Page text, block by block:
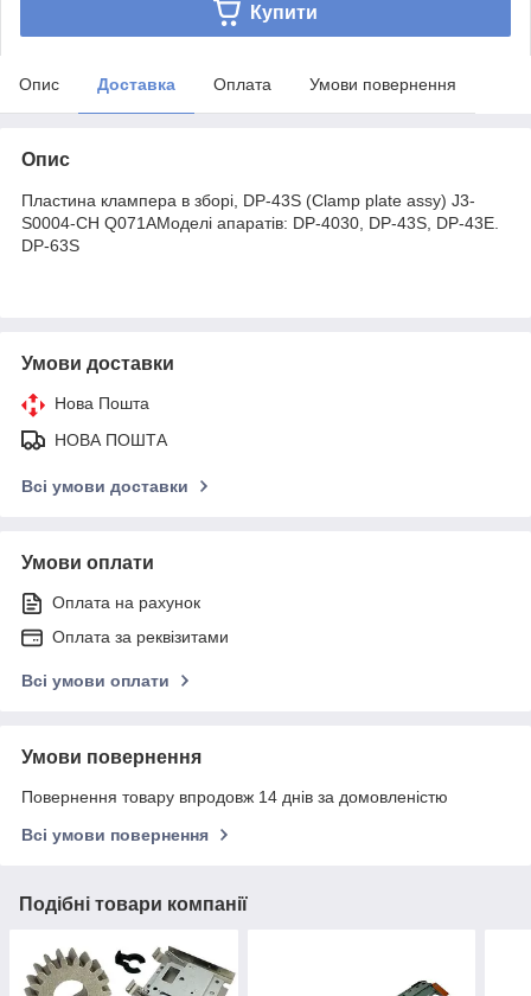
Купити
Опис Доставка Оплата Умови повернення
Опис
Пластина клампера в зборі, DP-43S (Clamp plate assy) J3-
S0004-CH Q071AМоделі апаратів: DP-4030, DP-43S, DP-43E.
DP-63S
Умови доставки
Нова Пошта
НОВА ПОШТА
Всі умови доставки
Умови оплати
Оплата на рахунок
Оплата за реквізитами
Всі умови оплати
Умови повернення
Повернення товару впродовж 14 днів за домовленістю
Всі умови повернення
Подібні товари компанії